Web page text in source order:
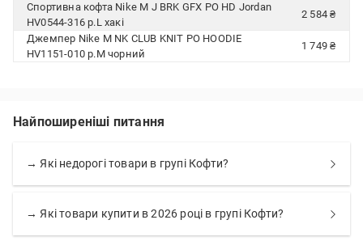
Спортивна кофта Nike M J BRK GFX PO HD Jordan
HV0544-316 р.L хакі
2 584 ₴
Джемпер Nike M NK CLUB KNIT PO HOODIE
HV1151-010 р.M чорний
1 749 ₴
Найпоширеніші питання
→ Які недорогі товари в групі Кофти?
→ Які товари купити в 2026 році в групі Кофти?